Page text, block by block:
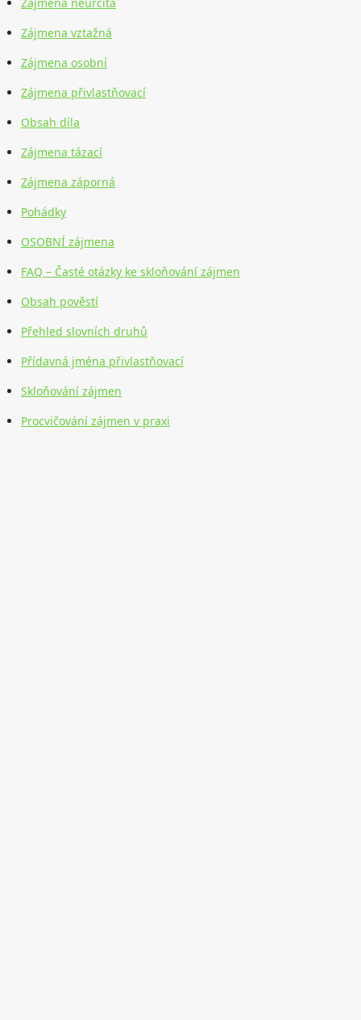
Zájmena neurčitá
Zájmena vztažná
Zájmena osobní
Zájmena přivlastňovací
Obsah díla
Zájmena tázací
Zájmena záporná
Pohádky
OSOBNÍ zájmena
FAQ – Časté otázky ke skloňování zájmen
Obsah pověstí
Přehled slovních druhů
Přídavná jména přivlastňovací
Skloňování zájmen
Procvičování zájmen v praxi